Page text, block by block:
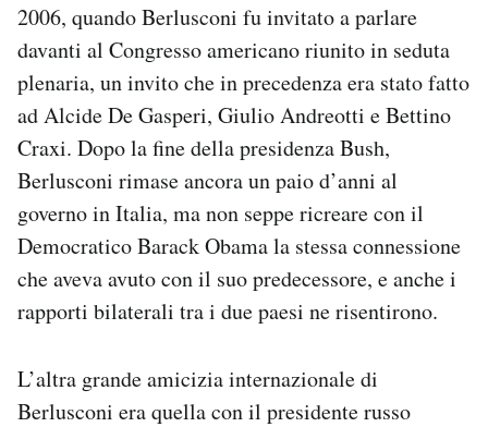
2006, quando Berlusconi fu invitato a parlare
davanti al Congresso americano riunito in seduta
plenaria, un invito che in precedenza era stato fatto
ad Alcide De Gasperi, Giulio Andreotti e Bettino
Craxi. Dopo la fine della presidenza Bush,
Berlusconi rimase ancora un paio d’anni al
governo in Italia, ma non seppe ricreare con il
Democratico Barack Obama la stessa connessione
che aveva avuto con il suo predecessore, e anche i
rapporti bilaterali tra i due paesi ne risentirono.
L’altra grande amicizia internazionale di
Berlusconi era quella con il presidente russo